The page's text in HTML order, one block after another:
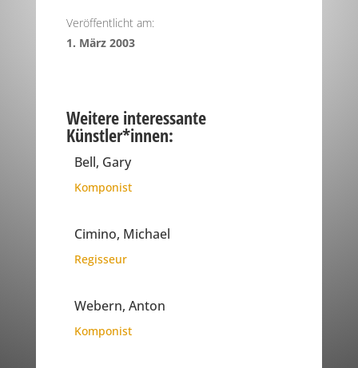
Veröffentlicht am:
1. März 2003
Weitere interessante
Künstler*innen:
Bell, Gary
Komponist
Cimino, Michael
Regisseur
Webern, Anton
Komponist